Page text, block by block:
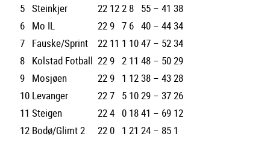
5 Steinkjer 22 122 8 55 – 41 38
6 Mo IL 22 9 7 6 40 – 4434
7 Fauske/Sprint 22 11 1 1047 – 5234
8 Kolstad Fotball 22 9 2 11 48 – 5029
9 Mosjøen 22 9 1 1238 – 4328
10 Levanger 227 5 1029 – 3726
11 Steigen 224 0 1841 – 69 12
12 Bodø/Glimt 2 22 0 1 21 24 – 85 1